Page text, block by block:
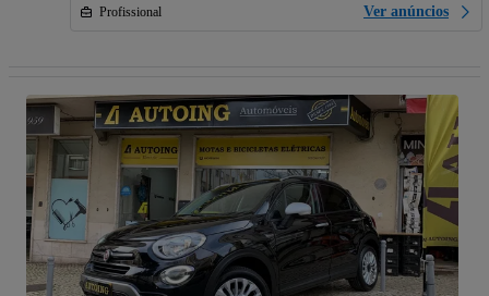
Profissional Ver anúncios